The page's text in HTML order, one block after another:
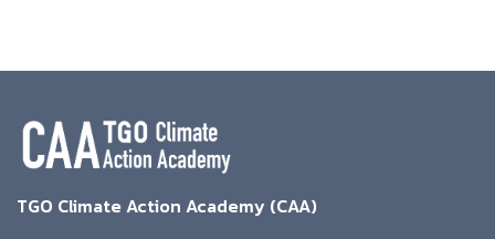
TGO Climate Action Academy (CAA)